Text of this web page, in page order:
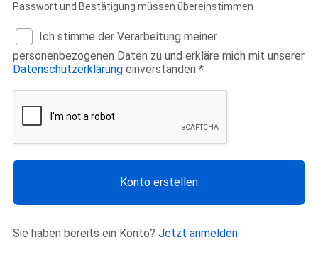
Passwort und Bestätigung müssen übereinstimmen
Ich stimme der Verarbeitung meiner
personenbezogenen Daten zu und erkläre mich mit unserer
Datenschutzerklärung einverstanden *
Sie haben bereits ein Konto? Jetzt anmelden